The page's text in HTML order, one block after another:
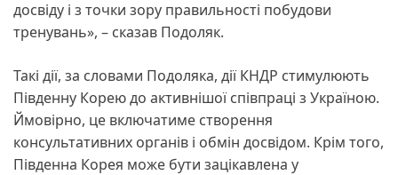
досвіду і з точки зору правильності побудови
тренувань», – сказав Подоляк.
Такі дії, за словами Подоляка, дії КНДР стимулюють
Південну Корею до активнішої співпраці з Україною.
Ймовірно, це включатиме створення
консультативних органів і обмін досвідом. Крім того,
Південна Корея може бути зацікавлена у